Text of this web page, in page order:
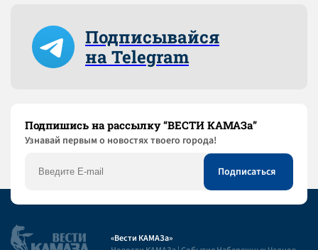
Подписывайся
на Telegram
Подпишись на рассылку “ВЕСТИ КАМАЗа”
Узнaвай первым о новостях твоего города!
«Вести КАМАЗа»